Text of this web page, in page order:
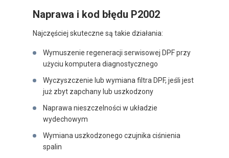
Naprawa i kod błędu P2002
Najczęściej skuteczne są takie działania:
Wymuszenie regeneracji serwisowej DPF przy
użyciu komputera diagnostycznego
Wyczyszczenie lub wymiana filtra DPF, jeśli jest
już zbyt zapchany lub uszkodzony
Naprawa nieszczelności w układzie
wydechowym
Wymiana uszkodzonego czujnika ciśnienia
spalin